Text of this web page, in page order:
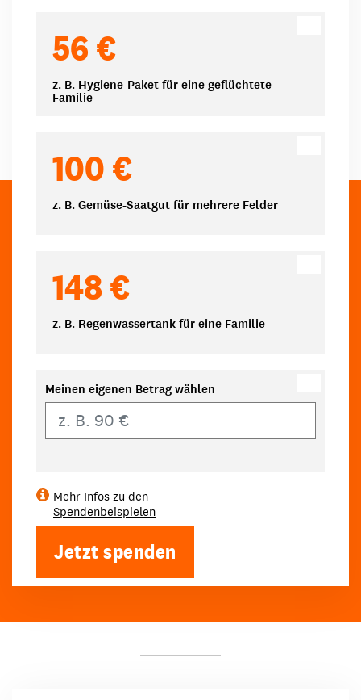
56 €
z. B. Hygiene-Paket für eine geflüchtete
Familie
100 €
z. B. Gemüse-Saatgut für mehrere Felder
148 €
z. B. Regenwassertank für eine Familie
Meinen eigenen Betrag wählen
Mehr Infos zu den
Spendenbeispielen
Jetzt spenden